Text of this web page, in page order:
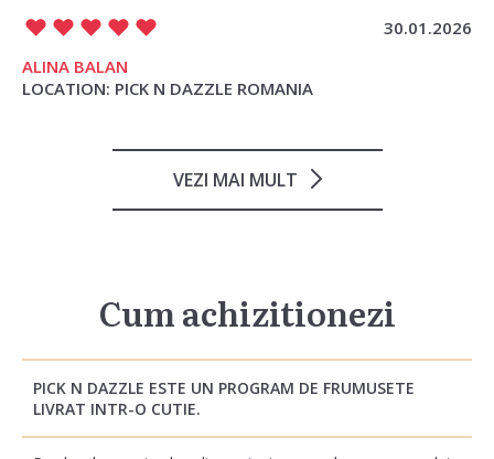
30.01.2026
ALINA BALAN
LOCATION: PICK N DAZZLE ROMANIA
VEZI MAI MULT
Cum achizitionezi
PICK N DAZZLE ESTE UN PROGRAM DE FRUMUSETE
LIVRAT INTR-O CUTIE.